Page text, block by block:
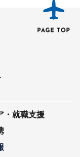
・就職支援